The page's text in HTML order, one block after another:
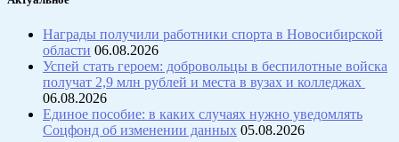
Награды получили работники спорта в Новосибирской
области 06.08.2026
Успей стать героем: добровольцы в беспилотные войска
получат 2,9 млн рублей и места в вузах и колледжах
06.08.2026
Единое пособие: в каких случаях нужно уведомлять
Соцфонд об изменении данных 05.08.2026